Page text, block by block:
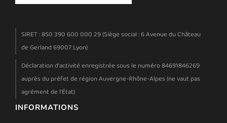
SIRET : 850 390 600 000 29 (Siège social : 6 Avenue du Château
de Gerland 69007 Lyon)
Déclaration d'activité enregistrée sous le numéro 84691846269
auprès du préfet de région Auvergne-Rhône-Alpes (ne vaut pas
agrément de l'État)
INFORMATIONS